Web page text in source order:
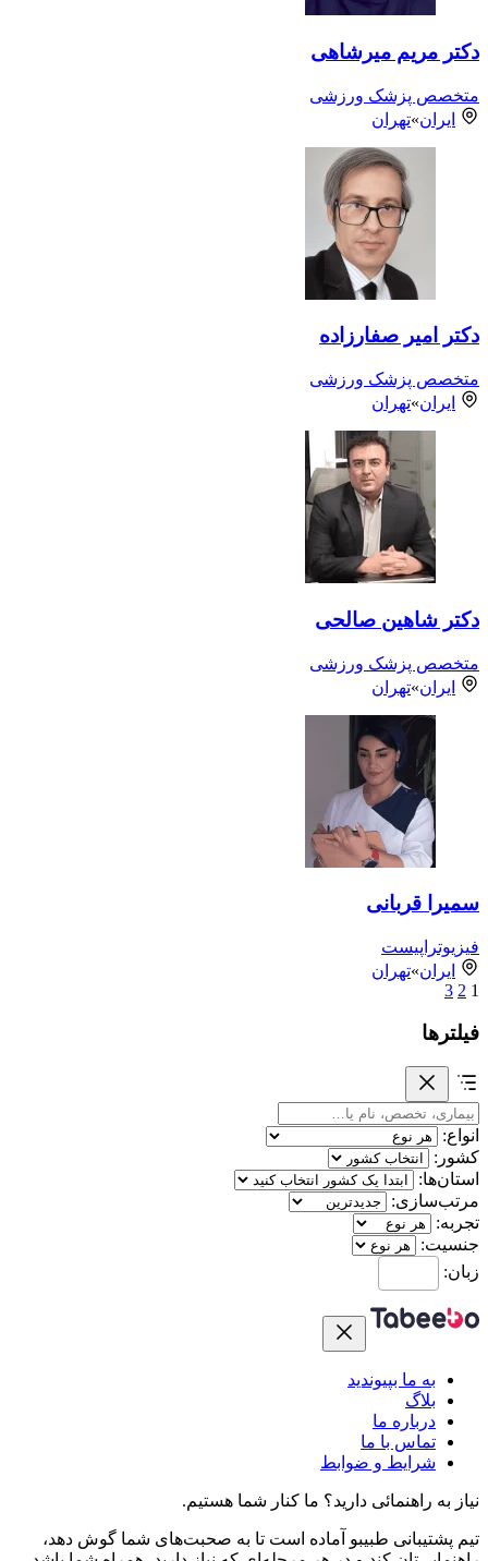
دکتر مریم میرشاهی
متخصص پزشک ورزشی
ایران»تهران
دکتر امیر صفارزاده
متخصص پزشک ورزشی
ایران»تهران
دکتر شاهین صالحی
متخصص پزشک ورزشی
ایران»تهران
سمیرا قربانی
فیزیوتراپیست
ایران»تهران
1
2
3
فیلترها
انواع:
کشور:
استان‌ها:
مرتب‌سازی:
تجربه:
جنسیت:
زبان:
به ما بپیوندید
بلاگ
درباره ما
تماس با ما
شرایط و ضوابط
نیاز به راهنمائی دارید؟ ما کنار شما هستیم.
تیم پشتیبانی طبیبو آماده است تا به صحبت‌های شما گوش دهد،